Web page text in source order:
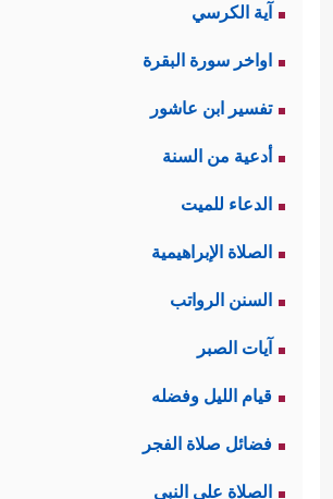
آية الكرسي
اواخر سورة البقرة
تفسير ابن عاشور
أدعية من السنة
الدعاء للميت
الصلاة الإبراهيمية
السنن الرواتب
آيات الصبر
قيام الليل وفضله
فضائل صلاة الفجر
الصلاة على النبي